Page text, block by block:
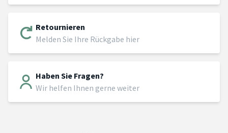
Retournieren
Melden Sie Ihre Rückgabe hier
Haben Sie Fragen?
Wir helfen Ihnen gerne weiter